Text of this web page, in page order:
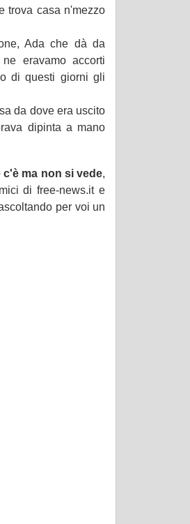
trova casa n'mezzo
Ada che dà da
eravamo accorti
di questi giorni gli
da dove era uscito
dipinta a mano
ma non si vede,
di free-news.it e
per voi un